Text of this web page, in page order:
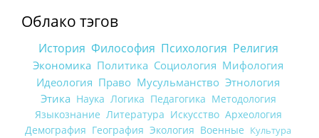
Облако тэгов
История Философия Психология Религия
Экономика Политика Социология Мифология
Идеология Право Мусульманство Этнология
Этика Наука Логика Педагогика Методология
Языкознание Литература Искусство Археология
Демография География Экология Военные Культура